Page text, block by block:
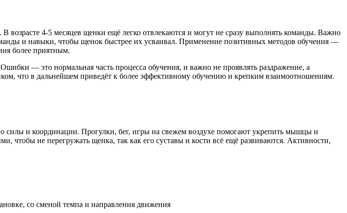
возрасте 4-5 месяцев щенки ещё легко отвлекаются и могут не сразу выполнять команды. Важно
и навыки, чтобы щенок быстрее их усваивал. Применение позитивных методов обучения —
более приятным.
— это нормальная часть процесса обучения, и важно не проявлять раздражение, а
что в дальнейшем приведёт к более эффективному обучению и крепким взаимоотношениям.
силы и координации. Прогулки, бег, игры на свежем воздухе помогают укрепить мышцы и
не перегружать щенка, так как его суставы и кости всё ещё развиваются. Активности,
со сменой темпа и направления движения